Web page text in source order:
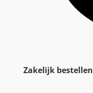
Zakelijk bestellen